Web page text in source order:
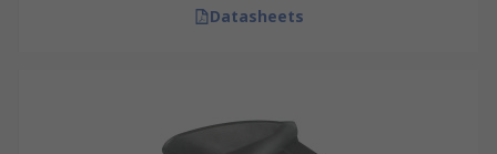
Datasheets